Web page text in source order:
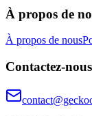
À propos de
À propos de nous
Contactez-nous